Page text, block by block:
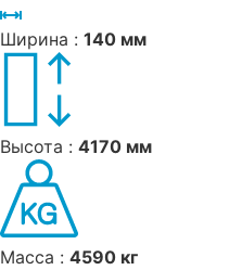
Ширина : 140 мм
Высота : 4170 мм
Масса : 4590 кг